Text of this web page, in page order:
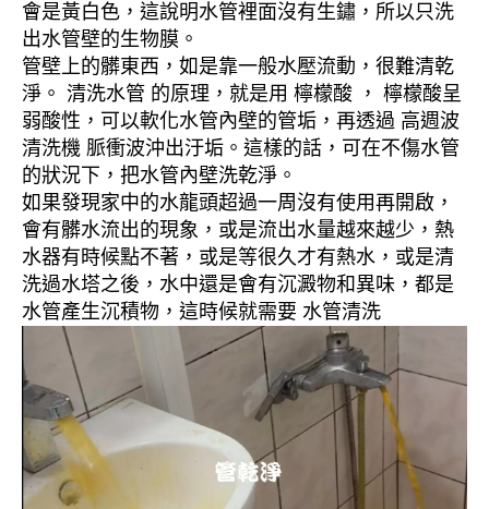
會是黃白色，這說明水管裡面沒有生鏽，所以只洗
出水管壁的生物膜。
管壁上的髒東西，如是靠一般水壓流動，很難清乾
淨。 清洗水管 的原理，就是用 檸檬酸 ， 檸檬酸呈
弱酸性，可以軟化水管內壁的管垢，再透過 高週波
清洗機 脈衝波沖出汙垢。這樣的話，可在不傷水管
的狀況下，把水管內壁洗乾淨。
如果發現家中的水龍頭超過一周沒有使用再開啟，
會有髒水流出的現象，或是流出水量越來越少，熱
水器有時候點不著，或是等很久才有熱水，或是清
洗過水塔之後，水中還是會有沉澱物和異味，都是
水管產生沉積物，這時候就需要 水管清洗